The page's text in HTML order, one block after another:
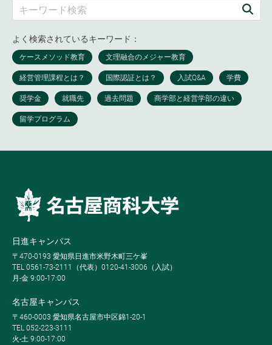
よく検索されているキーワード：
日進キャンパス
〒470-0193 愛知県日進市米野木町三ケ峯
TEL 0561-73-2111（代表）0120-41-3006（入試）
月-金 9:00-17:00
名古屋キャンパス
〒460-0003 愛知県名古屋市中区錦1-20-1
TEL 052-223-3111
火-土 9:00-17:00